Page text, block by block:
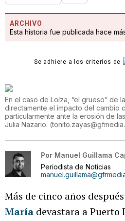
ARCHIVO
Esta historia fue publicada hace
Se adhiere a los criterios de
En el caso de Loíza, “el grueso” de
directamente el impacto del cambio
particularmente ante la erosión de
Julia Nazario. (
Por Manuel Guillama
Periodista de Noticias
Más de cinco años
María devastara a Puerto